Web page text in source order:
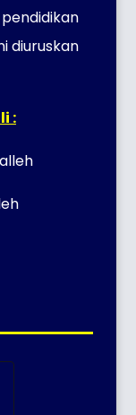
diuruskan
: